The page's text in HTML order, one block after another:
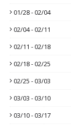
01/28 - 02/04
02/04 - 02/11
02/11 - 02/18
02/18 - 02/25
02/25 - 03/03
03/03 - 03/10
03/10 - 03/17